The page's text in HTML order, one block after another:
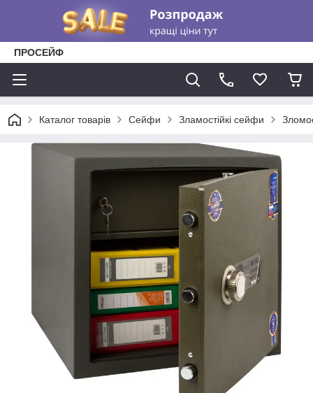
ПРОСЕЙФ
Каталог товарів Сейфи Зламостійкі сейфи